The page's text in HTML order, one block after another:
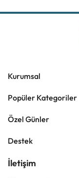
Kurumsal
Popüler Kategoriler
Özel Günler
Destek
İletişim